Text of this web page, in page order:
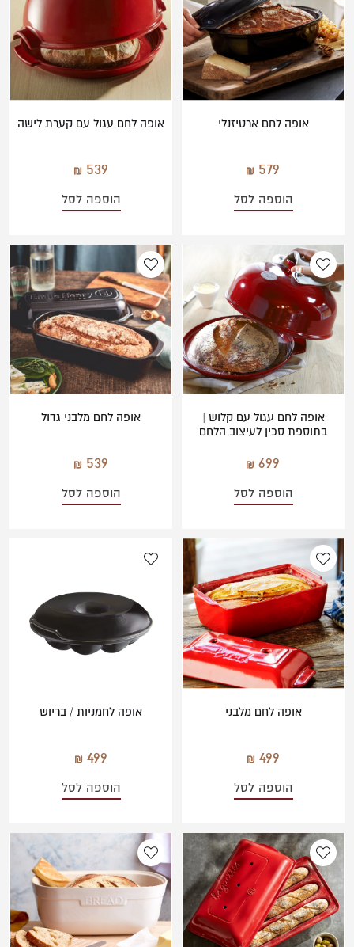
משתמש חדש/אורח
להרשמה
אפור
אופה לחם ארטיזנלי
579
הוספה לסל
אופה לחם עגול עם קערת לישה
539
הוספה לסל
אופה לחם עגול עם קלוש |
בתוספת סכין לעיצוב הלחם
699
הוספה לסל
אופה לחם מלבני גדול
539
הוספה לסל
אופה לחם מלבני
499
הוספה לסל
אופה לחמניות / בריוש
499
הוספה לסל